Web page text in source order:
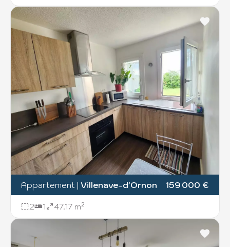
Appartement | Villenave-d'Ornon 159 000 €
2 1 47.17 m²